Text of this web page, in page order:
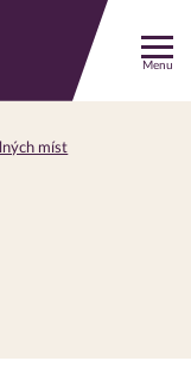
Menu
míst